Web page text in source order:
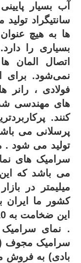
سانتیگراد
ها به هیچ
بسیاری را
اتصال المان
نمی‌شود. برای
فولادی ، رانر
های مهندسی
کنند.
پرسلانی می
تولید می شود .
میلیمتر در
کشور ما ایران
. نمای
سرامیک مجوف
بادی) به فروش